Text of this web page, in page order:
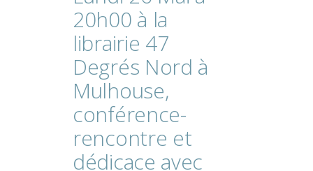
20h00 à la
librairie 47
Degrés Nord à
Mulhouse,
conférence-
rencontre et
dédicace avec